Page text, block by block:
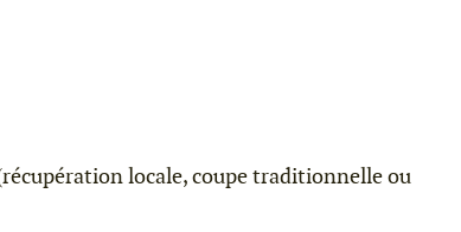
locale, coupe traditionnelle ou